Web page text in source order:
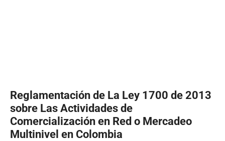
Reglamentación de La Ley 1700 de 2013
sobre Las Actividades de
Comercialización en Red o Mercadeo
Multinivel en Colombia